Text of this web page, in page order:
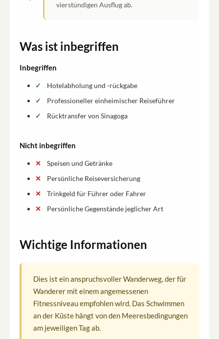
vierstündigen Ausflug ab.
Was ist inbegriffen
Inbegriffen
Hotelabholung und -rückgabe
Professioneller einheimischer Reiseführer
Rücktransfer von Sinagoga
Nicht inbegriffen
Speisen und Getränke
Persönliche Reiseversicherung
Trinkgeld für Führer oder Fahrer
Persönliche Gegenstände jeglicher Art
Wichtige Informationen
Dies ist ein anspruchsvoller Wanderweg, der für
Wanderer mit einem angemessenen
Fitnessniveau empfohlen wird. Das Schwimmen
an der Küste hängt von den Meeresbedingungen
am jeweiligen Tag ab.